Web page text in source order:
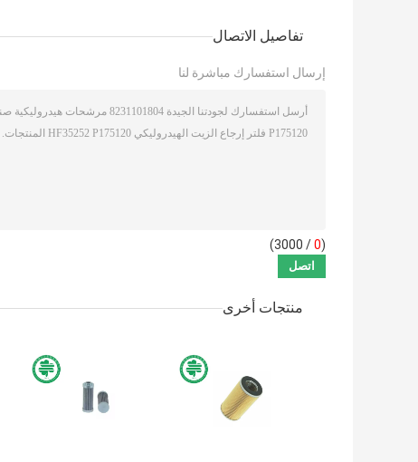
تفاصيل الاتصال
إرسال استفسارك مباشرة لنا
(
0
/ 3000)
منتجات أخرى